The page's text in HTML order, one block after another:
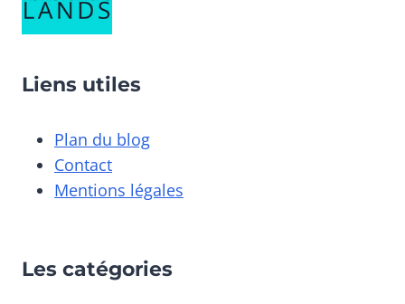
Liens utiles
Plan du blog
Contact
Mentions légales
Les catégories